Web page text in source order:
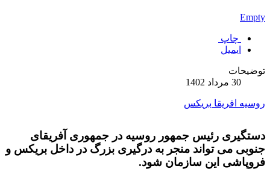
Empty
چاپ
ایمیل
توضیحات
30 مرداد 1402
روسیه افریقا بریکس
دستگیری رئیس جمهور روسیه در جمهوری آفریقای
جنوبی می تواند منجر به درگیری بزرگ در داخل بریکس و
فروپاشی این سازمان شود.